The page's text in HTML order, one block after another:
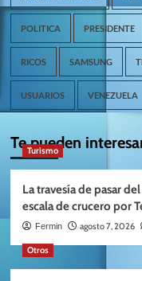
POLITICA PRESIDENTE
RICOS SAMSUNG
USUARIOS VENEZUELA
Te pueden
Turismo
La travesía de pasar
escala de crucero por
Fermin agosto 7, 2026
Otros